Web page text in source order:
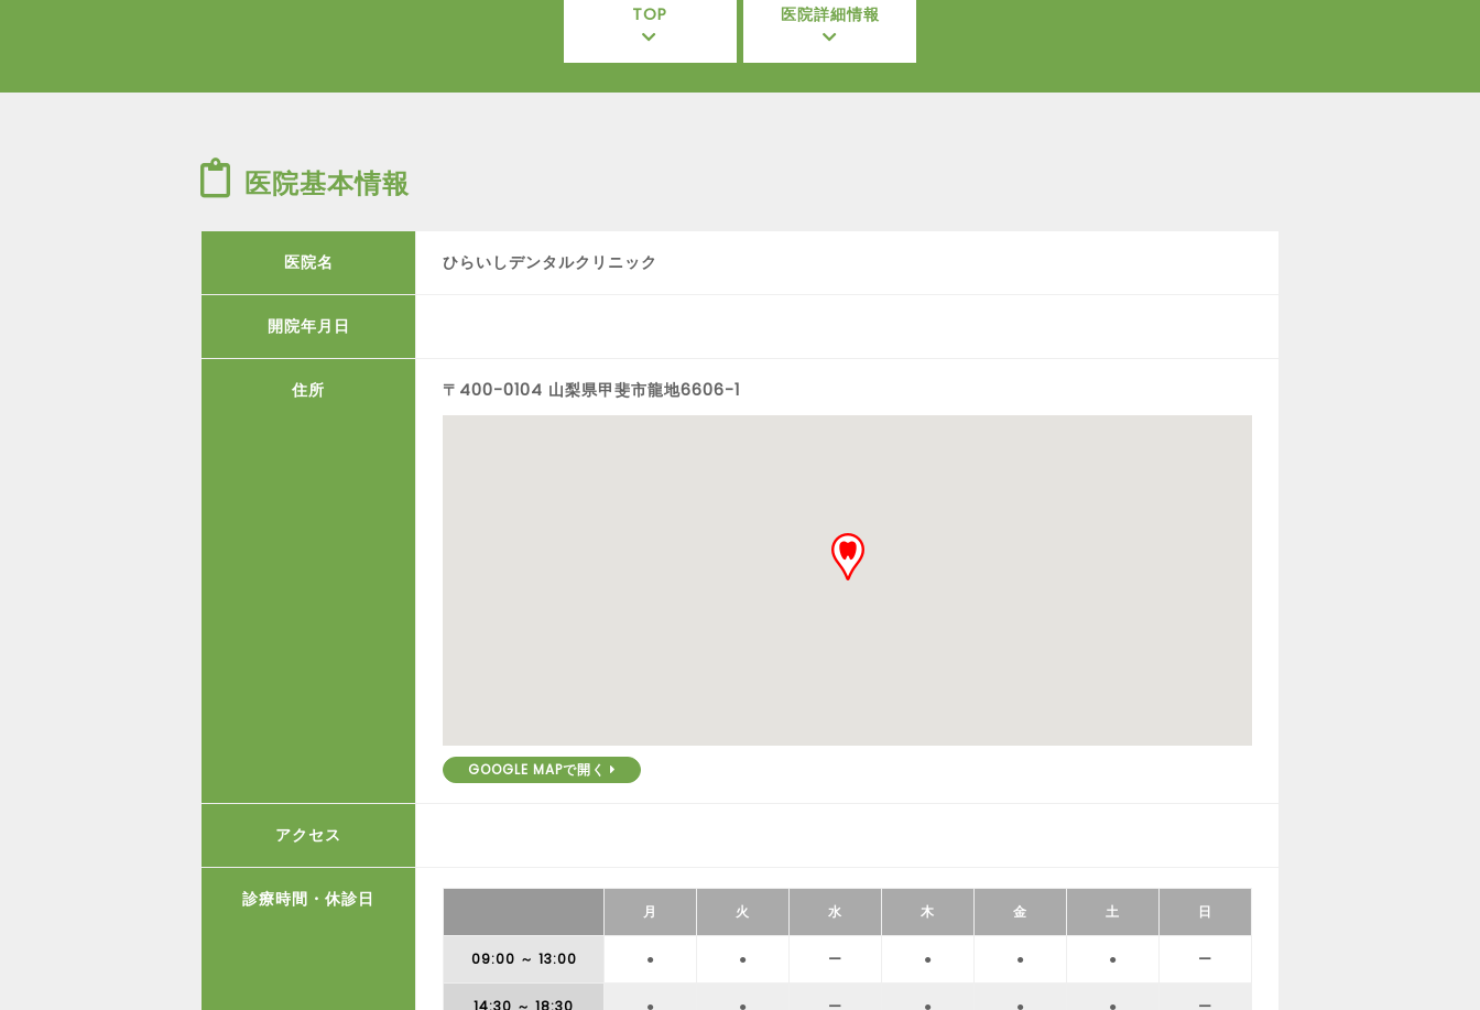
TOP 医院詳細情報
医院基本情報
医院名 ひらいしデンタルクリニック
開院年月日
住所 〒400-0104 山梨県甲斐市龍地6606-1
GOOGLE MAPで開く
アクセス
診療時間・休診日
月 火 水 木 金 土 日
09:00 ～ 13:00 ● ● ー ● ● ● ー
14:30 ～ 18:30 ● ● ー ● ● ● ー